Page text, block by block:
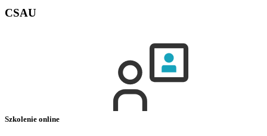
CSAU
Szkolenie online